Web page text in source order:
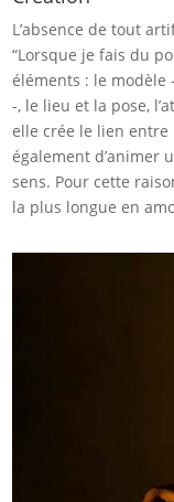
L’absence de tout
“Lorsque je fais du
éléments : le modèle
-, le lieu et la pose,
elle crée le lien entre
également d’animer
sens. Pour cette
la plus longue en